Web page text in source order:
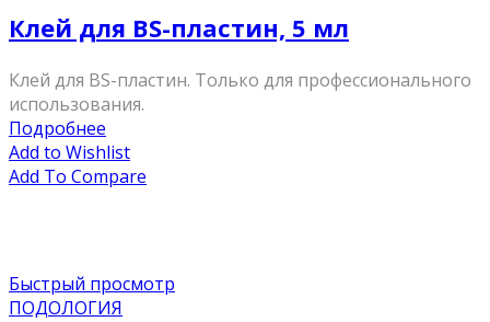
Клей для BS-пластин, 5 мл
Клей для BS-пластин. Только для профессионального
использования.
Подробнее
Add to Wishlist
Add To Compare
Быстрый просмотр
ПОДОЛОГИЯ